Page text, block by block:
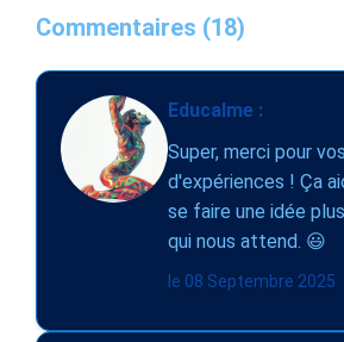
Commentaires (18)
Educalme :
Super, merci pour
d'expériences ! Ça
se faire une idée
qui nous attend. 😃
le 08 Septembre 2025